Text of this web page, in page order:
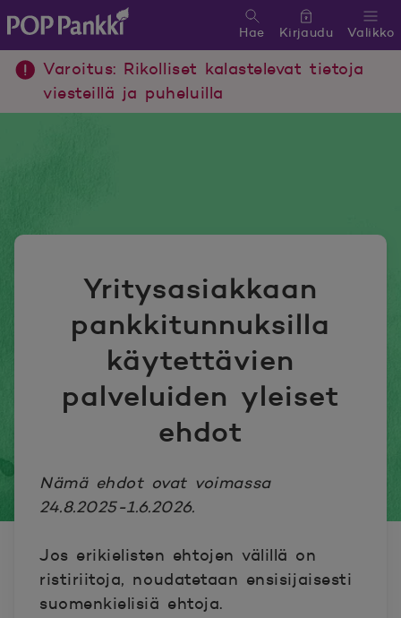
POP Pankki, etusivulle
Valikko
Hae Kirjaudu
Varoitus: Rikolliset kalastelevat tietoja
viesteillä ja puheluilla
Yritysasiakkaan
pankkitunnuksilla
käytettävien
palveluiden yleiset
ehdot
Nämä ehdot ovat voimassa
24.8.2025-1.6.2026.
Jos erikielisten ehtojen välillä on
ristiriitoja, noudatetaan ensisijaisesti
suomenkielisiä ehtoja.